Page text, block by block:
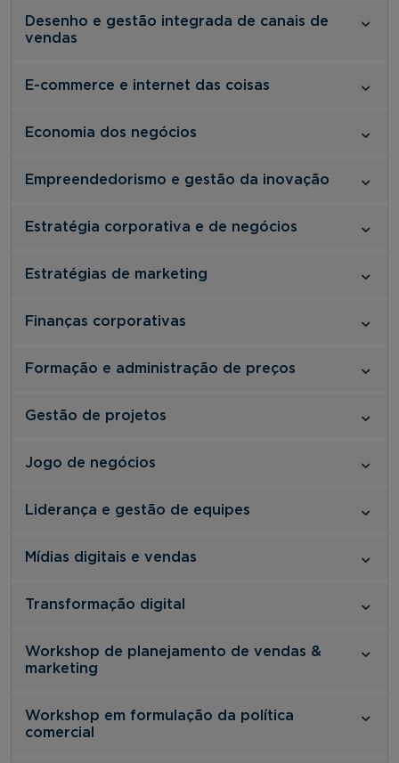
Desenho e gestão integrada de canais de
vendas
E-commerce e internet das coisas
Economia dos negócios
Empreendedorismo e gestão da inovação
Estratégia corporativa e de negócios
Estratégias de marketing
Finanças corporativas
Formação e administração de preços
Gestão de projetos
Jogo de negócios
Liderança e gestão de equipes
Mídias digitais e vendas
Transformação digital
Workshop de planejamento de vendas &
marketing
Workshop em formulação da política
comercial